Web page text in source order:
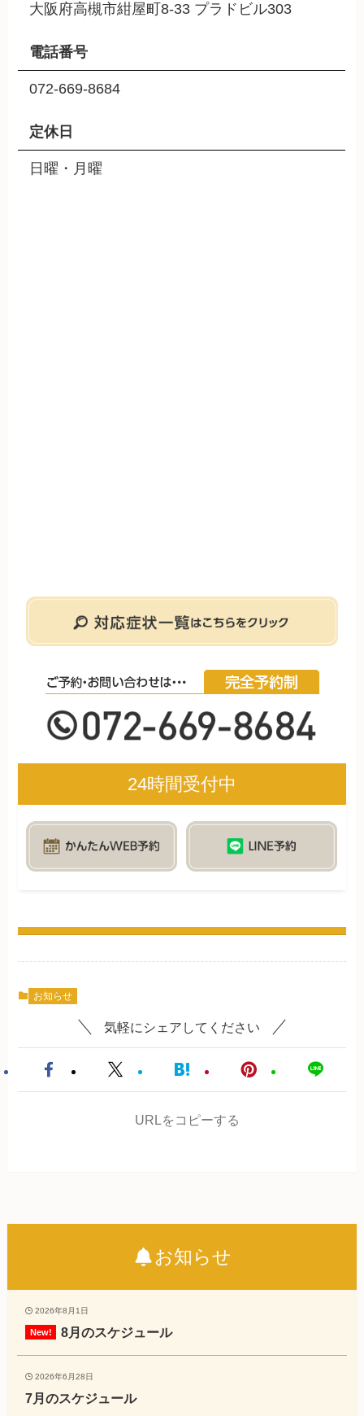
大阪府高槻市紺屋町8-33 プラドビル303
電話番号
072-669-8684
定休日
日曜・月曜
24時間受付中
お知らせ
気軽にシェアしてください
URLをコピーする
お知らせ
2026年8月1日
8月のスケジュール
2026年6月28日
7月のスケジュール